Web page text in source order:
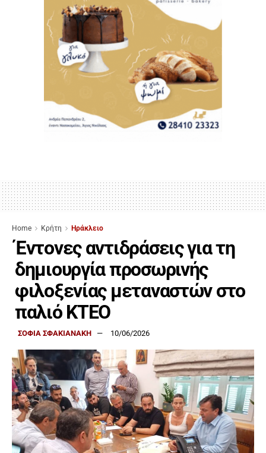
Home Κρήτη Ηράκλειο
Έντονες αντιδράσεις για τη
δημιουργία προσωρινής
φιλοξενίας μεταναστών στο
παλιό ΚΤΕΟ
ΣΟΦΙΑ ΣΦΑΚΙΑΝΑΚΗ 10/06/2026